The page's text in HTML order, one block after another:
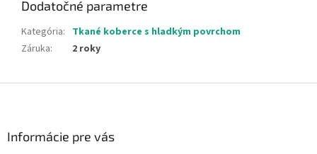
Dodatočné parametre
Kategória: Tkané koberce s hladkým povrchom
Záruka: 2 roky
Informácie pre vás